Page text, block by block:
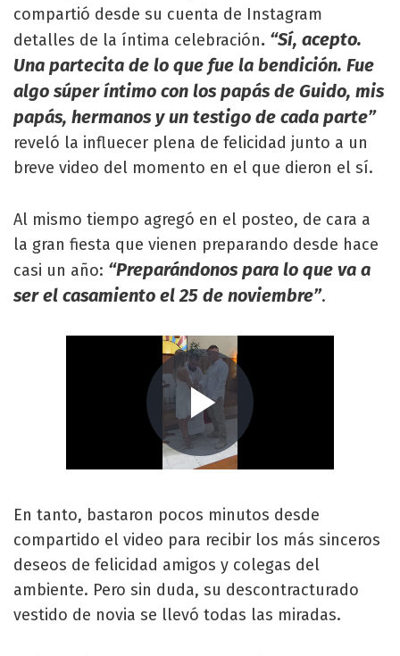
compartió desde su cuenta de Instagram
detalles de la íntima celebración. “Sí, acepto.
Una partecita de lo que fue la bendición. Fue
algo súper íntimo con los papás de Guido, mis
papás, hermanos y un testigo de cada parte”
reveló la influecer plena de felicidad junto a un
breve video del momento en el que dieron el sí.
Al mismo tiempo agregó en el posteo, de cara a
la gran fiesta que vienen preparando desde hace
casi un año: “Preparándonos para lo que va a
ser el casamiento el 25 de noviembre”.
En tanto, bastaron pocos minutos desde
compartido el video para recibir los más sinceros
deseos de felicidad amigos y colegas del
ambiente. Pero sin duda, su descontracturado
vestido de novia se llevó todas las miradas.